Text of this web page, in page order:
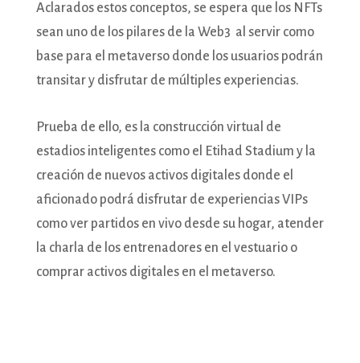
Aclarados estos conceptos, se espera que los NFTs
sean uno de los pilares de la Web3 al servir como
base para el metaverso donde los usuarios podrán
transitar y disfrutar de múltiples experiencias.
Prueba de ello, es la construcción virtual de
estadios inteligentes como el Etihad Stadium y la
creación de nuevos activos digitales donde el
aficionado podrá disfrutar de experiencias VIPs
como ver partidos en vivo desde su hogar, atender
la charla de los entrenadores en el vestuario o
comprar activos digitales en el metaverso.